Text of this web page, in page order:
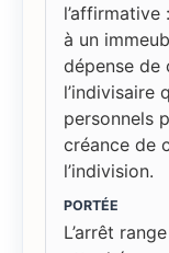
à un
dépense de
l’indivisaire
personnels
créance de
l’indivision.
PORTÉE
L’arrêt